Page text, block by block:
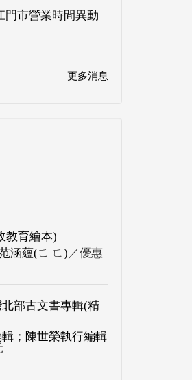
門市營業時間異動
更多消息
教育繪本)
涵蘊(ㄈ ㄈ) ／優惠
部古文書專輯(精
；陳世榮執行編輯